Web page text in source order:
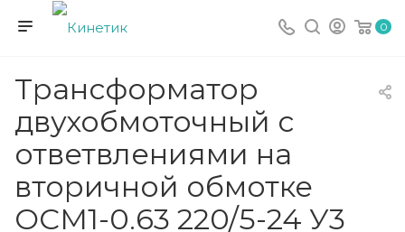
0
Трансформатор
двухобмоточный с
ответвлениями на
вторичной обмотке
ОСМ1-0.63 220/5-24 У3